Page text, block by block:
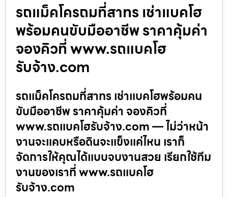
รถแม็คโครถมที่สาทร เช่าแบคโฮ
พร้อมคนขับมืออาชีพ ราคาคุ้มค่า
จองคิวที่ www.รถแบคโฮ
รับจ้าง.com
รถแม็คโครถมที่สาทร เช่าแบคโฮพร้อมคน
ขับมืออาชีพ ราคาคุ้มค่า จองคิวที่
www.รถแบคโฮรับจ้าง.com — ไม่ว่าหน้า
งานจะแคบหรือดินจะแข็งแค่ไหน เราก็
จัดการให้คุณได้แบบจบงานสวย เรียกใช้ทีม
งานของเราที่ www.รถแบคโฮ
รับจ้าง.com